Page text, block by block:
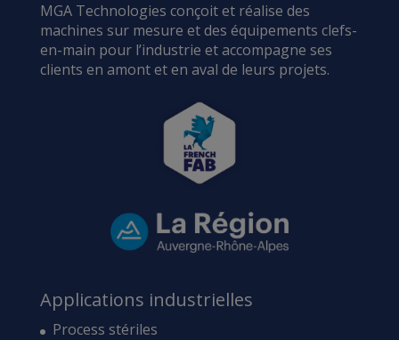
MGA Technologies conçoit et réalise des
machines sur mesure et des équipements clefs-
en-main pour l’industrie et accompagne ses
clients en amont et en aval de leurs projets.
Applications industrielles
Process stériles